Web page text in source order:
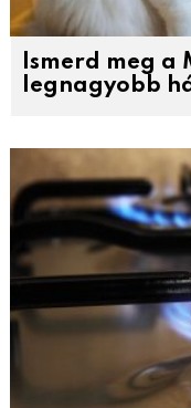
Ismerd meg a
legnagyobb